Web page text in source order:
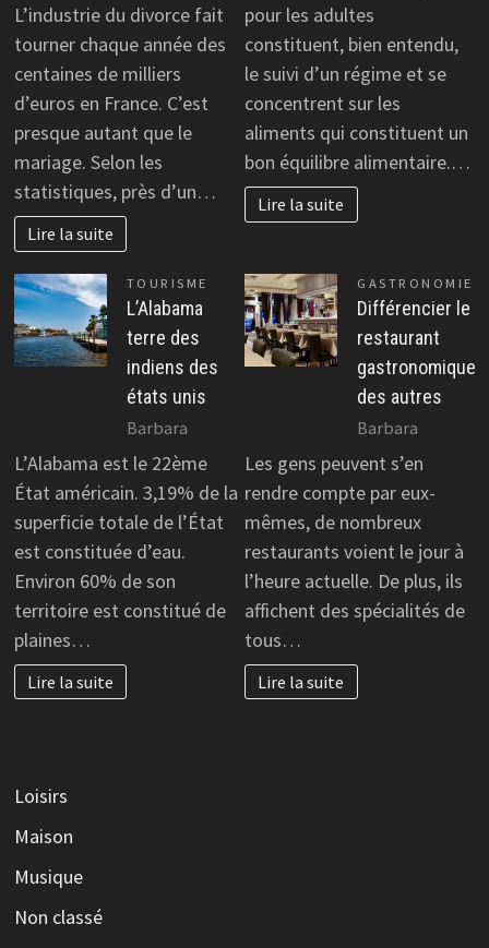
L’industrie du divorce fait
tourner chaque année des
centaines de milliers
d’euros en France. C’est
presque autant que le
mariage. Selon les
statistiques, près d’un…
Lire la suite
pour les adultes
constituent, bien entendu,
le suivi d’un régime et se
concentrent sur les
aliments qui constituent un
bon équilibre alimentaire.…
Lire la suite
TOURISME
L’Alabama
terre des
indiens des
états unis
Barbara
L’Alabama est le 22ème
État américain. 3,19% de la
superficie totale de l’État
est constituée d’eau.
Environ 60% de son
territoire est constitué de
plaines…
Lire la suite
GASTRONOMIE
Différencier le
restaurant
gastronomique
des autres
Barbara
Les gens peuvent s’en
rendre compte par eux-
mêmes, de nombreux
restaurants voient le jour à
l’heure actuelle. De plus, ils
affichent des spécialités de
tous…
Lire la suite
Loisirs
Maison
Musique
Non classé